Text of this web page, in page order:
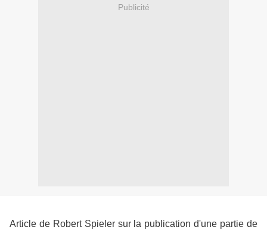
Publicité
Article de Robert Spieler sur la publication d'une partie de